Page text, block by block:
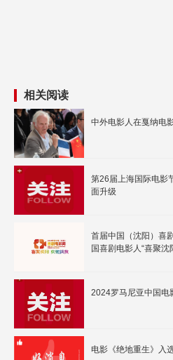
相关阅读
中外电影人在戛纳电
第26届上海国际电影
面升级
首届中国（沈阳）喜
国喜剧电影人“喜聚沈
2024罗马尼亚中国电
电影《绝地重生》入